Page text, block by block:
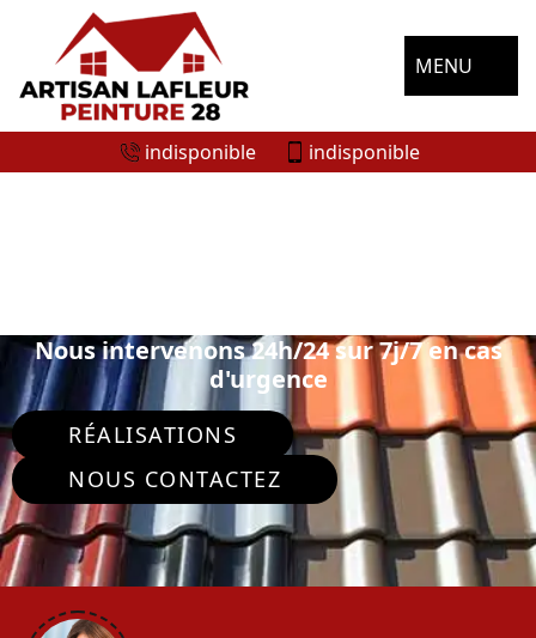
MENU
indisponible indisponible
Nous intervenons 24h/24 sur 7j/7 en cas
d'urgence
RÉALISATIONS
NOUS CONTACTEZ